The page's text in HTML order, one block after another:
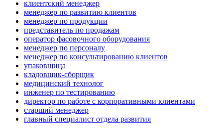
клиентский менеджер
менеджер по развитию клиентов
менеджер по продукции
представитель по продажам
оператор фасовочного оборудования
менеджер по персоналу
менеджер по консультированию клиентов
упаковщица
кладовщик-сборщик
медицинский технолог
инженер по тестированию
директор по работе с корпоративными клиентами
старший менеджер
главный специалист отдела развития